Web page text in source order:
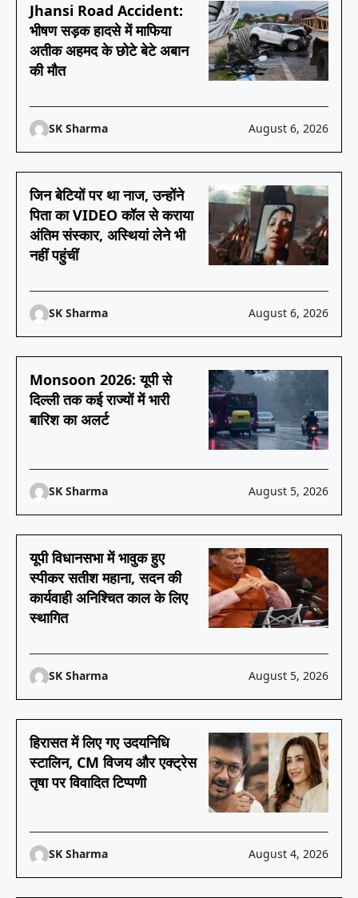
Jhansi Road Accident:
भीषण सड़क हादसे में माफिया
अतीक अहमद के छोटे बेटे अबान
की मौत
SK Sharma August 6, 2026
जिन बेटियों पर था नाज, उन्होंने
पिता का VIDEO कॉल से कराया
अंतिम संस्कार, अस्थियां लेने भी
नहीं पहुंचीं
SK Sharma August 6, 2026
Monsoon 2026: यूपी से
दिल्ली तक कई राज्यों में भारी
बारिश का अलर्ट
SK Sharma August 5, 2026
यूपी विधानसभा में भावुक हुए
स्पीकर सतीश महाना, सदन की
कार्यवाही अनिश्चित काल के लिए
स्थागित
SK Sharma August 5, 2026
हिरासत में लिए गए उदयनिधि
स्टालिन, CM विजय और एक्ट्रेस
तृषा पर विवादित टिप्पणी
SK Sharma August 4, 2026